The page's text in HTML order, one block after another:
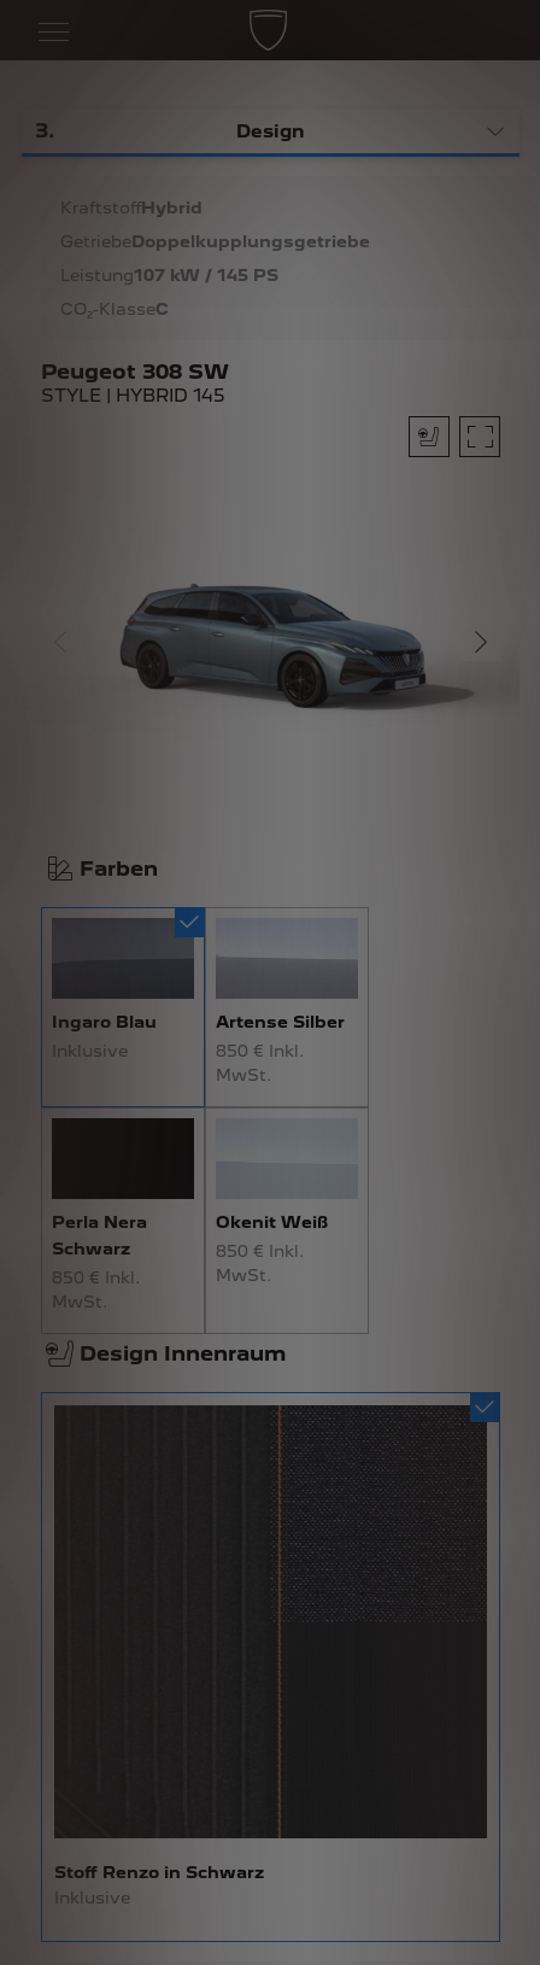
3. Design
Peugeot 308 SW
STYLE | HYBRID 145
KraftstoffHybrid
GetriebeDoppelkupplungsgetriebe
Leistung107 kW / 145 PS
CO₂-KlasseC
Farben
Ingaro Blau
Inklusive
Artense Silber
850 € Inkl.
MwSt.
Perla Nera
Schwarz
850 € Inkl.
MwSt.
Okenit Weiß
850 € Inkl.
MwSt.
Design Innenraum
Stoff Renzo in Schwarz
Inklusive